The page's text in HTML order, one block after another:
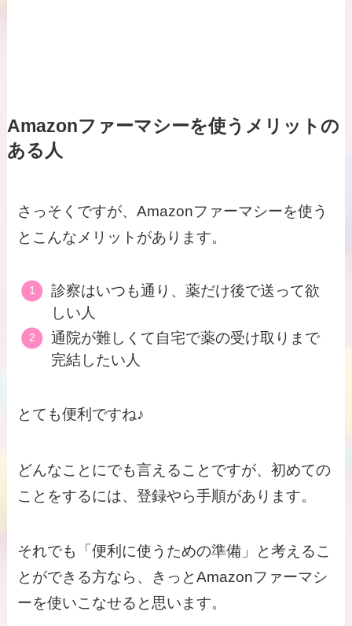
Amazonファーマシーを使うメリットの
ある人
さっそくですが、Amazonファーマシーを使う
とこんなメリットがあります。
診察はいつも通り、薬だけ後で送って欲
しい人
通院が難しくて自宅で薬の受け取りまで
完結したい人
とても便利ですね♪
どんなことにでも言えることですが、初めての
ことをするには、登録やら手順があります。
それでも「便利に使うための準備」と考えるこ
とができる方なら、きっとAmazonファーマシ
ーを使いこなせると思います。